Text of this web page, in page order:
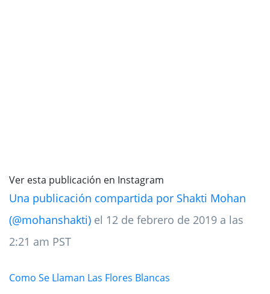
Ver esta publicación en Instagram
Una publicación compartida por Shakti Mohan
(@mohanshakti) el 12 de febrero de 2019 a las
2:21 am PST
Como Se Llaman Las Flores Blancas